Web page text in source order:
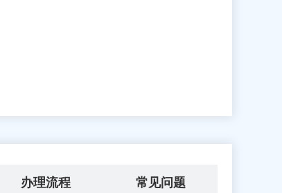
办理流程 常见问题